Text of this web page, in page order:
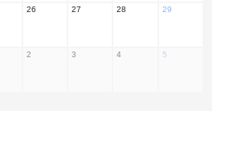
26 27 28 29
2 3 4 5